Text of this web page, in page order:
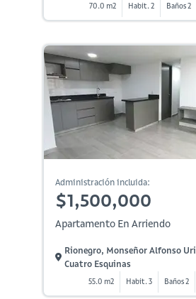
70.0 m2 Habit. 2 Baños 2
Administración incluida:
$1,500,000
Apartamento En Arriendo
Rionegro, Monseñor Alfonso
Cuatro Esquinas
55.0 m2 Habit. 3 Baños 2